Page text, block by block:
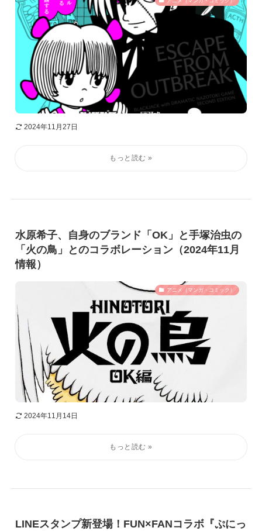
2024年11月27日
水原希子、自身のブランド「OK」と手塚治虫の
「火の鳥」とのコラボレーション（2024年11月
情報）
アニメ（マンガ・コミック）
2024年11月14日
LINEスタンプ新登場！FUN×FANコラボ『ぷにっ